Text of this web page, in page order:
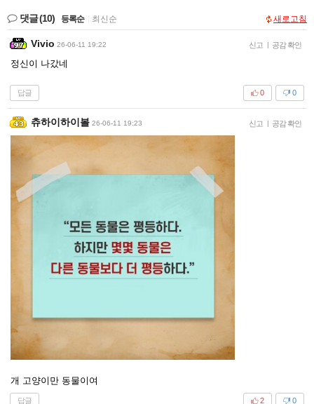
댓글(10) 등록순 최신순 새로고침
Vivio 26-06-11 19:22 신고 | 공감 확인
정신이 나갔네
답글 0
0
츄하이하이볼 26-06-11 19:23 신고 | 공감 확인
개 고양이만 동물이여
답글 0
2